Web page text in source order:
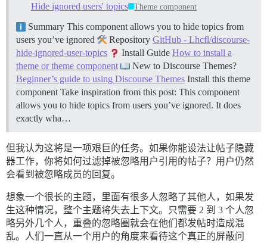
Hide ignored users' topics Theme component
Summary This component allows you to hide topics from
users you’ve ignored
Repository GitHub - Lhcfl/discourse-
hide-ignored-user-topics
Install Guide How to install a
theme or theme component
New to Discourse Themes?
Beginner’s guide to using Discourse Themes Install this theme
component Take inspiration from this post: This component
allows you to hide topics from users you’ve ignored. It does
exactly wha…
但我认为这将是一项艰巨的任务。如果你能设法让帖子隐藏
器工作，你将如何过滤掉被忽略用户引用的帖子？用户仍然
会看到被忽略成员的回复。
想象一个很长的主题，里面有很多人忽略了其他人，如果发
生这种情况，整个主题将失去上下文。只需要 2 到 3 个人忽
略另外几个人，重叠的忽略圈就会在他们都发帖时造成混
乱。人们一直从一个用户的角度来看待这个真正的屏蔽问